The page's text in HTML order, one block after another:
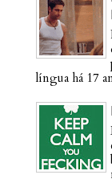
língua há 17